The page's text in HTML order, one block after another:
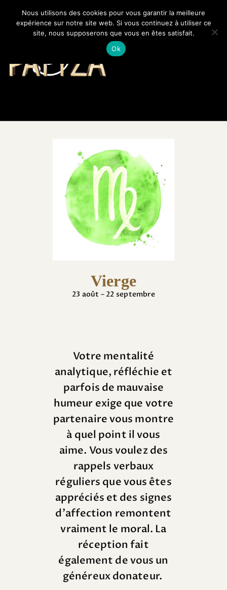
PATYZA
Votre avenir révélé
SPIRITUALITÉ ET LOIS
UNIVERS ÉSOTÉRIQUE
Vierge
23 août – 22 septembre
Votre mentalité
analytique, réfléchie et
parfois de mauvaise
humeur exige que votre
partenaire vous montre
à quel point il vous
aime. Vous voulez des
rappels verbaux
réguliers que vous êtes
appréciés et des signes
d’affection remontent
vraiment le moral. La
réception fait
également de vous un
généreux donateur.
Nous utilisons des cookies pour vous garantir la meilleure
expérience sur notre site web. Si vous continuez à utiliser ce
site, nous supposerons que vous en êtes satisfait.
Ok